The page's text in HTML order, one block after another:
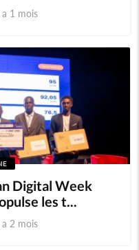
1 mois
Digital Week
les t...
2 mois